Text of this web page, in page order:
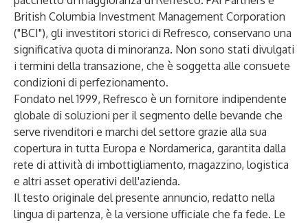
British Columbia Investment Management Corporation
("BCI"), gli investitori storici di Refresco, conservano una
significativa quota di minoranza. Non sono stati divulgati
i termini della transazione, che è soggetta alle consuete
condizioni di perfezionamento.
Fondato nel 1999, Refresco è un fornitore indipendente
globale di soluzioni per il segmento delle bevande che
serve rivenditori e marchi del settore grazie alla sua
copertura in tutta Europa e Nordamerica, garantita dalla
rete di attività di imbottigliamento, magazzino, logistica
e altri asset operativi dell'azienda.
Il testo originale del presente annuncio, redatto nella
lingua di partenza, è la versione ufficiale che fa fede. Le